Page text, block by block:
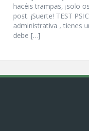
hacéis trampas, ¡solo
post. ¡Suerte! TEST
administrativa , tienes
debe […]